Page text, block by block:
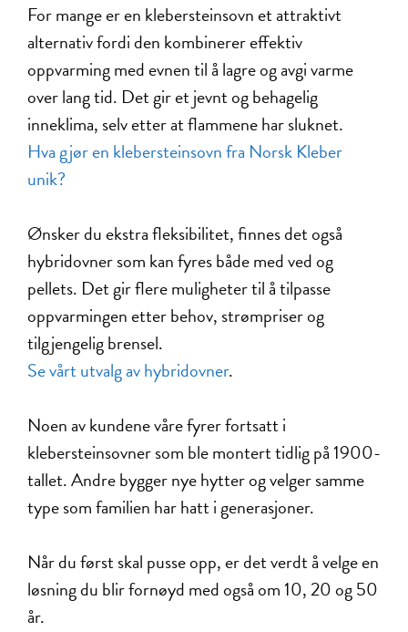
For mange er en klebersteinsovn et attraktivt
alternativ fordi den kombinerer effektiv
oppvarming med evnen til å lagre og avgi varme
over lang tid. Det gir et jevnt og behagelig
inneklima, selv etter at flammene har sluknet.
Hva gjør en klebersteinsovn fra Norsk Kleber
unik?
Ønsker du ekstra fleksibilitet, finnes det også
hybridovner som kan fyres både med ved og
pellets. Det gir flere muligheter til å tilpasse
oppvarmingen etter behov, strømpriser og
tilgjengelig brensel.
Se vårt utvalg av hybridovner.
Noen av kundene våre fyrer fortsatt i
klebersteinsovner som ble montert tidlig på 1900-
tallet. Andre bygger nye hytter og velger samme
type som familien har hatt i generasjoner.
Når du først skal pusse opp, er det verdt å velge en
løsning du blir fornøyd med også om 10, 20 og 50
år.